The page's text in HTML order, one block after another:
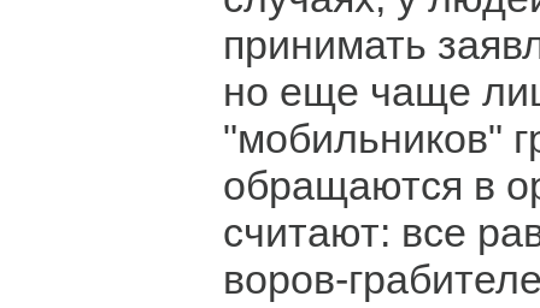
принимать
но еще чаще
"мобильников"
обращаются в
считают: все
воров-